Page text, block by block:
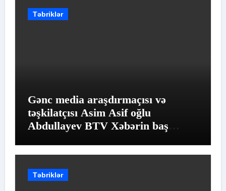
Təbriklər
Gənc media araşdırmaçısı və
təşkilatçısı Asim Asif oğlu
Abdullayev BTV Xəbərin baş
edilib
Təbriklər